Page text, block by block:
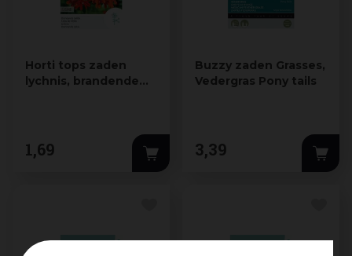
Horti tops zaden
lychnis, brandende
1,69
Buzzy zaden Grasses,
Vedergras Pony tails
3,39